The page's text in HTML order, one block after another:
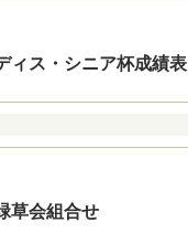
ィス・シニア杯成績表
草会組合せ